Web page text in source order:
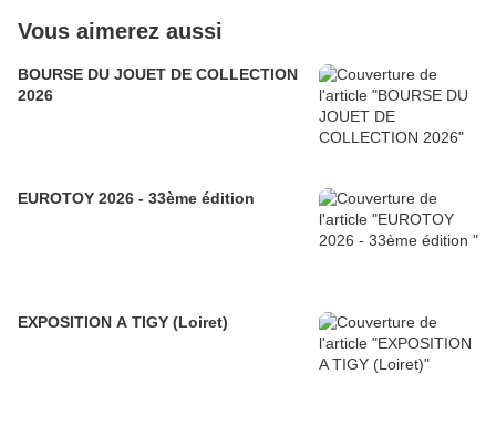
Vous aimerez aussi
BOURSE DU JOUET DE COLLECTION
2026
EUROTOY 2026 - 33ème édition
EXPOSITION A TIGY (Loiret)